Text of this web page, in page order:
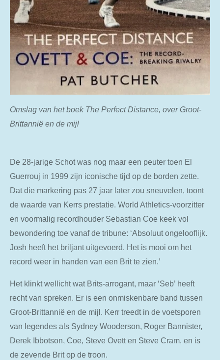
Omslag van het boek The Perfect Distance, over Groot-
Brittannië en de mijl
De 28-jarige Schot was nog maar een peuter toen El
Guerrouj in 1999 zijn iconische tijd op de borden zette.
Dat die markering pas 27 jaar later zou sneuvelen, toont
de waarde van Kerrs prestatie. World Athletics-voorzitter
en voormalig recordhouder Sebastian Coe keek vol
bewondering toe vanaf de tribune: ‘Absoluut ongelooflijk.
Josh heeft het briljant uitgevoerd. Het is mooi om het
record weer in handen van een Brit te zien.’
Het klinkt wellicht wat Brits-arrogant, maar ‘Seb’ heeft
recht van spreken. Er is een onmiskenbare band tussen
Groot-Brittannië en de mijl. Kerr treedt in de voetsporen
van legendes als Sydney Wooderson, Roger Bannister,
Derek Ibbotson, Coe, Steve Ovett en Steve Cram, en is
de zevende Brit op de troon.